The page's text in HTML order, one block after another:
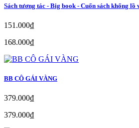
Sách tương tác - Big book - Cuốn sách khổng lồ
151.000₫
168.000₫
BB CÔ GÁI VÀNG
379.000₫
379.000₫